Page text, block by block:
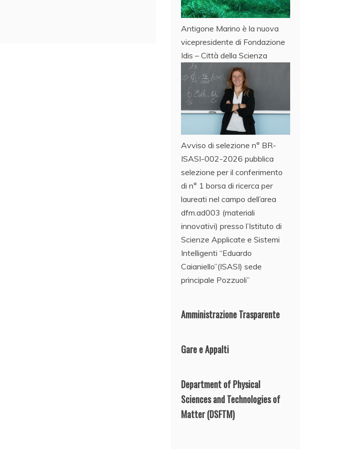
Antigone Marino è la nuova
vicepresidente di Fondazione
Idis – Città della Scienza
Avviso di selezione n° BR-
ISASI-002-2026 pubblica
selezione per il conferimento
di n° 1 borsa di ricerca per
laureati nel campo dell’area
dfm.ad003 (materiali
innovativi) presso l’Istituto di
Scienze Applicate e Sistemi
Intelligenti “Eduardo
Caianiello”(ISASI) sede
principale Pozzuoli”
Amministrazione Trasparente
Gare e Appalti
Department of Physical
Sciences and Technologies of
Matter(DSFTM)